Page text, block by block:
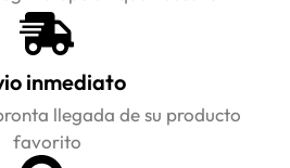
inmediato
llegada de su producto
favorito